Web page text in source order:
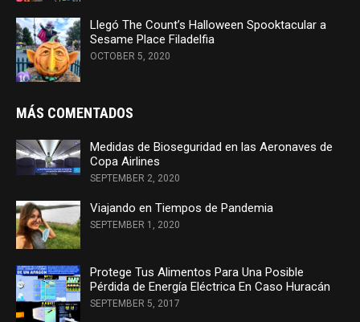
Llegó The Count’s Halloween Spooktacular a
Sesame Place Filadelfia
OCTOBER 5, 2020
MÁS COMENTADOS
Medidas de Bioseguridad en las Aeronaves de
Copa Airlines
SEPTEMBER 2, 2020
Viajando en Tiempos de Pandemia
SEPTEMBER 1, 2020
Protege Tus Alimentos Para Una Posible
Pérdida de Energía Eléctrica En Caso Huracán
SEPTEMBER 5, 2017